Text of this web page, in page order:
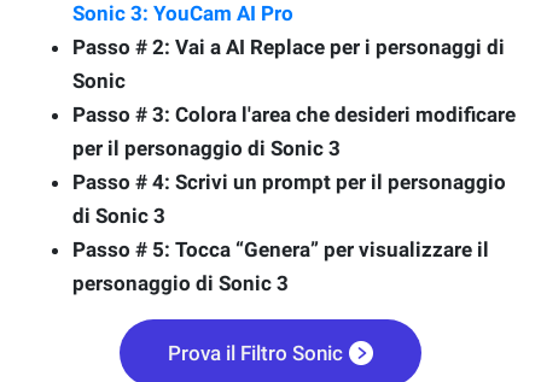
Sonic 3: YouCam AI Pro
Passo # 2: Vai a AI Replace per i personaggi di
Sonic
Passo # 3: Colora l'area che desideri modificare
per il personaggio di Sonic 3
Passo # 4: Scrivi un prompt per il personaggio
di Sonic 3
Passo # 5: Tocca “Genera” per visualizzare il
personaggio di Sonic 3
Prova il Filtro Sonic